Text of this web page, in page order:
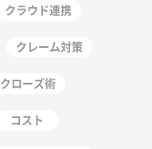
クラウド連携
クレーム対策
クローズ術
コスト